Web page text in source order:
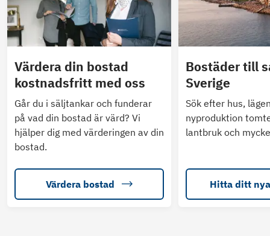
Värdera din bostad
kostnadsfritt med oss
Går du i säljtankar och funderar
på vad din bostad är värd? Vi
hjälper dig med värderingen av din
bostad.
Värdera bostad
Bostäder till
Sverige
Sök efter hus,
nyproduktion
lantbruk och
Hitta ditt